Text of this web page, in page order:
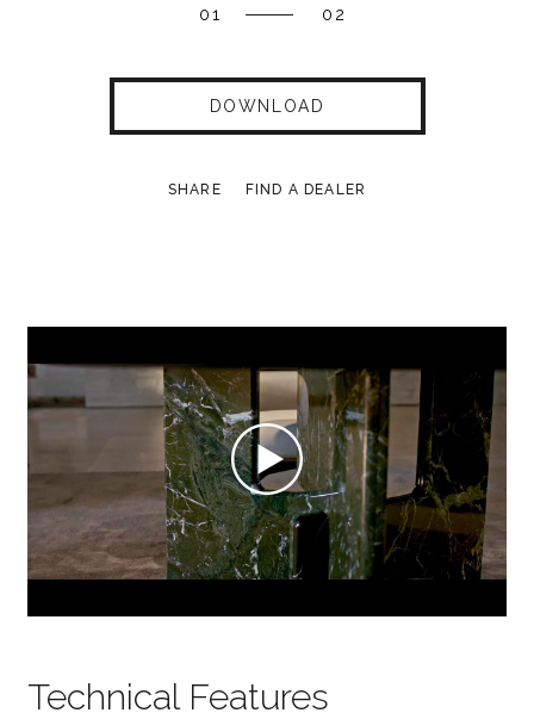
01 02
DOWNLOAD
SHARE FIND A DEALER
Technical Features